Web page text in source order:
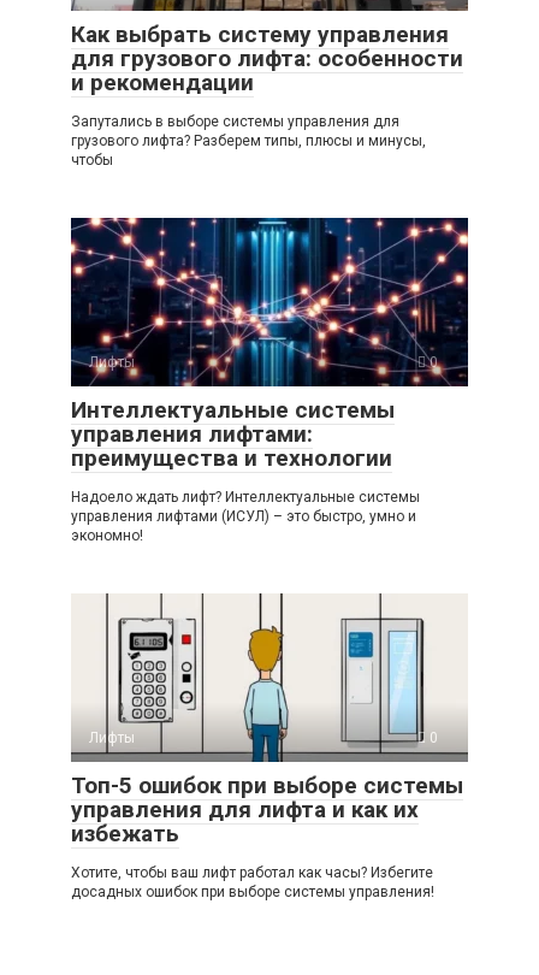
Как выбрать систему управления
для грузового лифта: особенности
и рекомендации
Запутались в выборе системы управления для
грузового лифта? Разберем типы, плюсы и минусы,
чтобы
Лифты 0
Интеллектуальные системы
управления лифтами:
преимущества и технологии
Надоело ждать лифт? Интеллектуальные системы
управления лифтами (ИСУЛ) – это быстро, умно и
экономно!
Лифты 0
Топ-5 ошибок при выборе системы
управления для лифта и как их
избежать
Хотите, чтобы ваш лифт работал как часы? Избегите
досадных ошибок при выборе системы управления!